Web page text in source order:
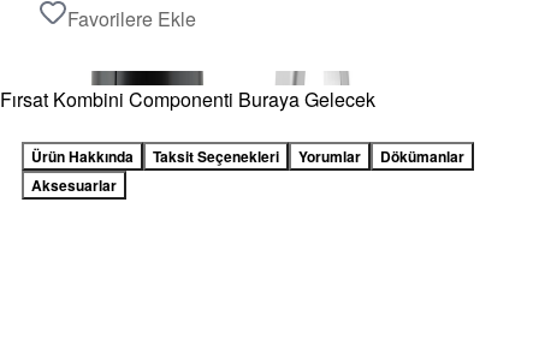
Favorilere Ekle
Fırsat Kombini Componenti Buraya Gelecek
Ürün Hakkında Taksit Seçenekleri Yorumlar
Dökümanlar
Aksesuarlar